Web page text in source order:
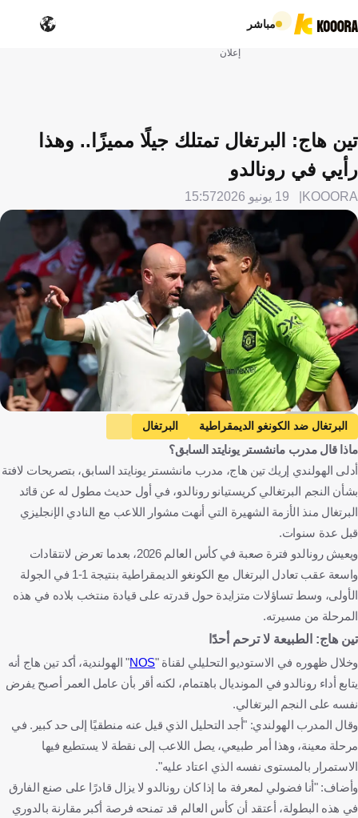
مباشر
إعلان
تين هاج: البرتغال تمتلك جيلًا مميزًا.. وهذا
رأيي في رونالدو
KOOORA 19 يونيو 2026 15:57
Getty Images
البرتغال ضد الكونغو الديمقراطية
البرتغال
الكونغو الديمقراطية
كأس العالم
أوزبكستان
كريستيانو رونالدو
إريك تين هاج
إف سي يونايتد
مانشستر يونايتد
البرتغال
هولندا
إنجلترا المملكة العربية السعودية كرة قدم
ماذا قال مدرب مانشستر يونايتد السابق؟
أدلى الهولندي إريك تين هاج، مدرب مانشستر يونايتد السابق، بتصريحات لافتة
بشأن النجم البرتغالي كريستيانو رونالدو، في أول حديث مطول له عن قائد
البرتغال منذ الأزمة الشهيرة التي أنهت مشوار اللاعب مع النادي الإنجليزي
قبل عدة سنوات.
ويعيش رونالدو فترة صعبة في كأس العالم 2026، بعدما تعرض لانتقادات
واسعة عقب تعادل البرتغال مع الكونغو الديمقراطية بنتيجة 1-1 في الجولة
الأولى، وسط تساؤلات متزايدة حول قدرته على قيادة منتخب بلاده في هذه
المرحلة من مسيرته.
تين هاج: الطبيعة لا ترحم أحدًا
وخلال ظهوره في الاستوديو التحليلي لقناة "NOS" الهولندية، أكد تين هاج أنه
يتابع أداء رونالدو في المونديال باهتمام، لكنه أقر بأن عامل العمر أصبح يفرض
نفسه على النجم البرتغالي.
وقال المدرب الهولندي: "أجد التحليل الذي قيل عنه منطقيًا إلى حد كبير. في
مرحلة معينة، وهذا أمر طبيعي، يصل اللاعب إلى نقطة لا يستطيع فيها
الاستمرار بالمستوى نفسه الذي اعتاد عليه".
وأضاف: "أنا فضولي لمعرفة ما إذا كان رونالدو لا يزال قادرًا على صنع الفارق
في هذه البطولة، أعتقد أن كأس العالم قد تمنحه فرصة أكبر مقارنة بالدوري